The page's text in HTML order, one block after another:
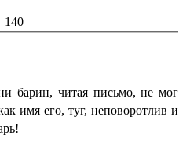
140
барин, читая письмо, не мог
имя его, туг, неповоротлив и